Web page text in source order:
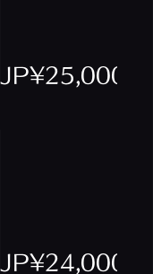
JP¥25,000
JP¥24,000